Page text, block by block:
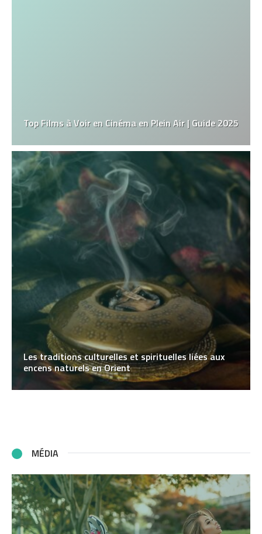
Top Films à Voir en Cinéma en Plein Air | Guide 2025
Les traditions culturelles et spirituelles liées aux
encens naturels en Orient
MÉDIA